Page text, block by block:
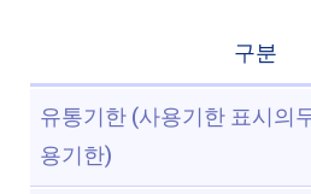
구분
유통기한 (사용기한 표시의
용기한)